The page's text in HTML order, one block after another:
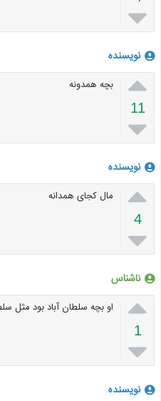

نویسنده

11

بچه همدونه
نویسنده

4

مال کجای همدانه
ناشناس

1

او بچه سلطان آباد بود مثل
نویسنده